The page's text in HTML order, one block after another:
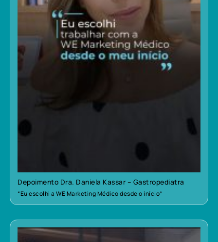
Depoimento Dra. Daniela Kassar – Gastropediatra
“Eu escolhi a WE Marketing Médico desde o início”